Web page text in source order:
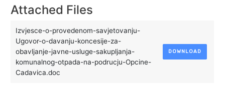
Attached Files
Izvjesce-o-provedenom-savjetovanju-
Ugovor-o-davanju-koncesije-za-
obavljanje-javne-usluge-sakupljanja-
komunalnog-otpada-na-podrucju-Opcine-
Cadavica.doc
DOWNLOAD